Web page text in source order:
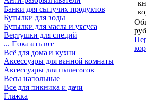
Банки для сыпучих продуктов
Бутылки для воды
Бутылки для масла и уксуса
Вертушки для специй
... Показать все
Всё для дома и кухни
Аксессуары для ванной комнаты
Аксессуары для пылесосов
Весы напольные
Все для пикника и дачи
Глажка